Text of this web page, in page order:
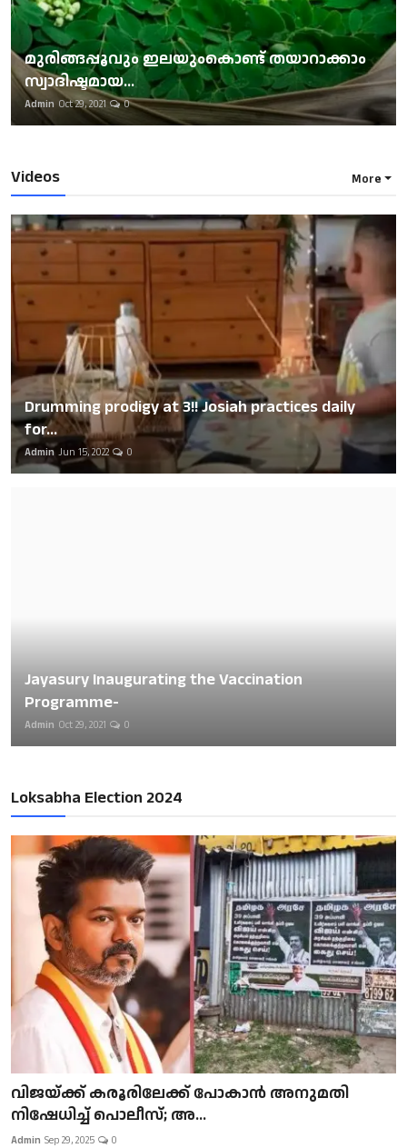
മുരിങ്ങപ്പൂവും ഇലയുംകൊണ്ട് തയാറാക്കാം
സ്വാദിഷ്ടമായ...
Admin Oct 29, 2021 0
Videos More
Drumming prodigy at 3!! Josiah practices daily
for...
Admin Jun 15, 2022 0
Jayasury Inaugurating the Vaccination
Programme-
Admin Oct 29, 2021 0
Loksabha Election 2024
വിജയ്ക്ക് കരൂരിലേക്ക് പോകാൻ അനുമതി
നിഷേധിച്ച് പൊലീസ്; അ...
Admin Sep 29, 2025 0